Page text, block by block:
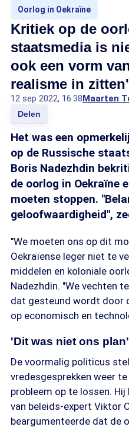
Oorlog in Oekraïne
Kritiek op de
staatsmedia is
ook een vorm
realisme in zitten'
12 sep 2022, 16:38Maarten
Delen
Het was een
op de Russische
Boris Nadezhdin
de oorlog in Oekraïne
moeten stoppen.
geloofwaardigheid",
"We moeten ons op dit
Oekraïense leger niet te
middelen en koloniale
Nadezhdin. "We vechten
dat gesteund wordt door
op economisch en
'Dit was niet ons plan'
De voormalig politicus
vredesgesprekken weer
probleem op te lossen.
van beleids-expert Viktor
beargumenteerde dat de